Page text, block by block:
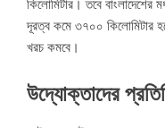
কিলোমিটার। তবে বাংলাদেশের
দূরত্ব কমে ৩৭০০ কিলোমিটার
খরচ কমবে।
উদ্যোক্তাদের